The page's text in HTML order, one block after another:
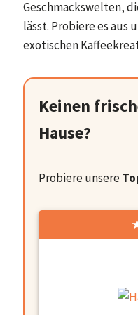
Geschmackswelten,
lässt. Probiere es aus
exotischen
Keinen
Hause?
Probiere unsere